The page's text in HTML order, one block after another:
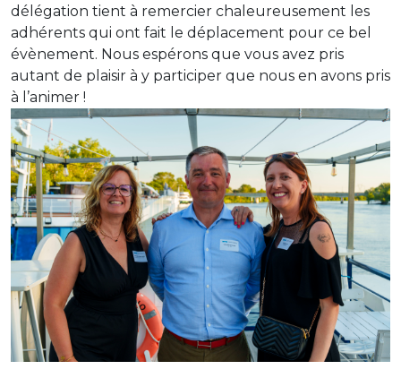
délégation tient à remercier chaleureusement les
adhérents qui ont fait le déplacement pour ce bel
évènement. Nous espérons que vous avez pris
autant de plaisir à y participer que nous en avons pris
à l’animer !